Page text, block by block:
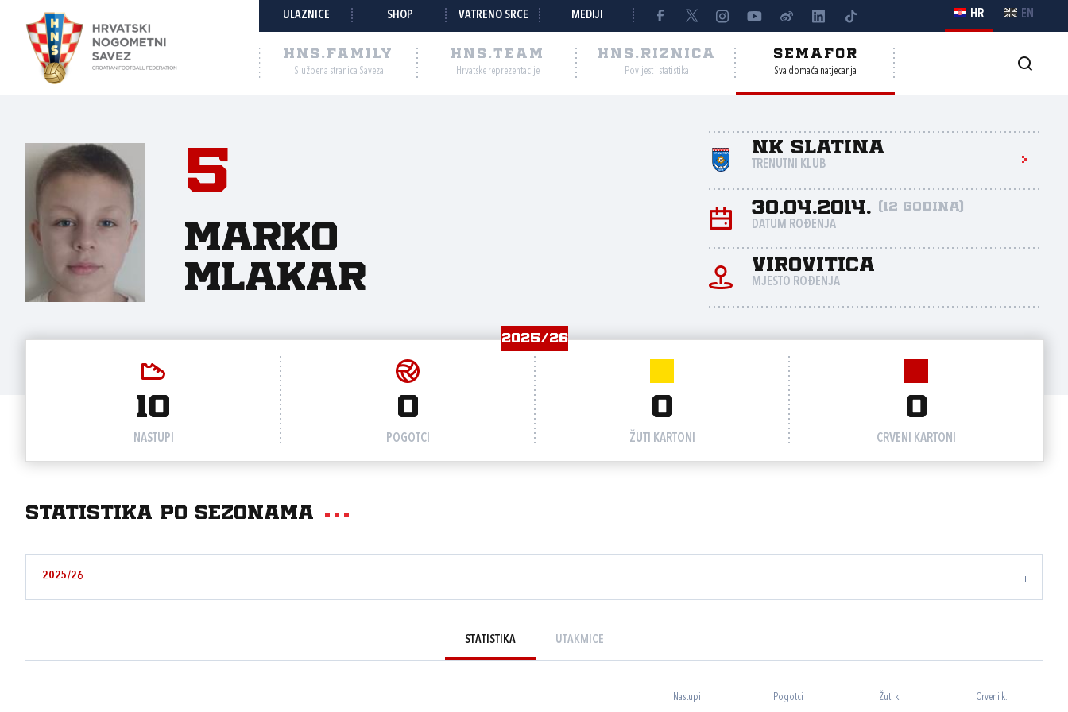
ULAZNICE SHOP VATRENO SRCE MEDIJI HR EN
HNS.FAMILY
Službena stranica Saveza
HNS.TEAM
Hrvatske reprezentacije
HNS.RIZNICA
Povijest i statistika
SEMAFOR
Sva domaća natjecanja
5
Marko
Mlakar
NK Slatina
TRENUTNI KLUB
30.04.2014. (12 godina)
DATUM ROĐENJA
Virovitica
MJESTO ROĐENJA
2025/26
10
NASTUPI
0
POGOTCI
0
ŽUTI KARTONI
0
CRVENI KARTONI
Statistika po sezonama
2025/26
STATISTIKA UTAKMICE
Nastupi Pogotci Žuti k. Crveni k.